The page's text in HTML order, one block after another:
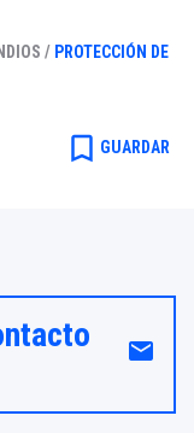
/ PROTECCIÓN DE
bookmark_border GUARDAR
email